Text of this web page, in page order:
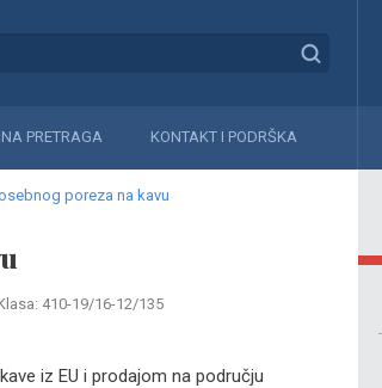
PRETRAGA KONTAKT I PODRŠKA
poreza na kavu
410-19/16-12/135
iz EU i prodajom na području